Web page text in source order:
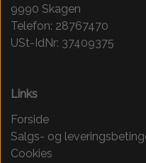
9990 Skagen
Telefon: 28767470
USt-IdNr: 37409375
Links
Forside
Salgs- og
Cookies